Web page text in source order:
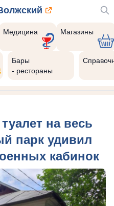
Медицина Магазины
Бары
- рестораны
на весь
парк удивил
кабинок